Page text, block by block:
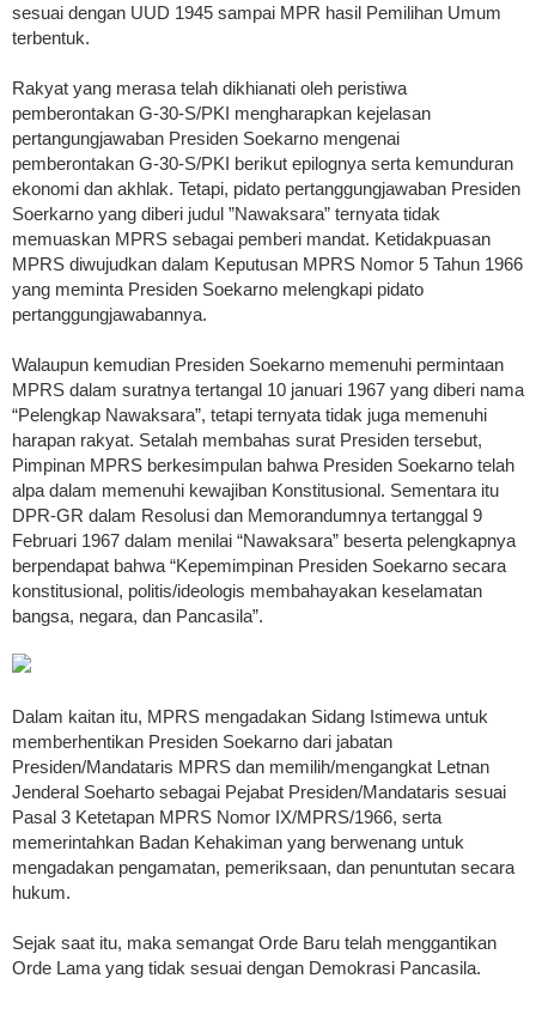
sesuai dengan UUD 1945 sampai MPR hasil Pemilihan Umum
terbentuk.
Rakyat yang merasa telah dikhianati oleh peristiwa
pemberontakan G-30-S/PKI mengharapkan kejelasan
pertangungjawaban Presiden Soekarno mengenai
pemberontakan G-30-S/PKI berikut epilognya serta kemunduran
ekonomi dan akhlak. Tetapi, pidato pertanggungjawaban Presiden
Soerkarno yang diberi judul ”Nawaksara” ternyata tidak
memuaskan MPRS sebagai pemberi mandat. Ketidakpuasan
MPRS diwujudkan dalam Keputusan MPRS Nomor 5 Tahun 1966
yang meminta Presiden Soekarno melengkapi pidato
pertanggungjawabannya.
Walaupun kemudian Presiden Soekarno memenuhi permintaan
MPRS dalam suratnya tertangal 10 januari 1967 yang diberi nama
“Pelengkap Nawaksara”, tetapi ternyata tidak juga memenuhi
harapan rakyat. Setalah membahas surat Presiden tersebut,
Pimpinan MPRS berkesimpulan bahwa Presiden Soekarno telah
alpa dalam memenuhi kewajiban Konstitusional. Sementara itu
DPR-GR dalam Resolusi dan Memorandumnya tertanggal 9
Februari 1967 dalam menilai “Nawaksara” beserta pelengkapnya
berpendapat bahwa “Kepemimpinan Presiden Soekarno secara
konstitusional, politis/ideologis membahayakan keselamatan
bangsa, negara, dan Pancasila”.
Dalam kaitan itu, MPRS mengadakan Sidang Istimewa untuk
memberhentikan Presiden Soekarno dari jabatan
Presiden/Mandataris MPRS dan memilih/mengangkat Letnan
Jenderal Soeharto sebagai Pejabat Presiden/Mandataris sesuai
Pasal 3 Ketetapan MPRS Nomor IX/MPRS/1966, serta
memerintahkan Badan Kehakiman yang berwenang untuk
mengadakan pengamatan, pemeriksaan, dan penuntutan secara
hukum.
Sejak saat itu, maka semangat Orde Baru telah menggantikan
Orde Lama yang tidak sesuai dengan Demokrasi Pancasila.